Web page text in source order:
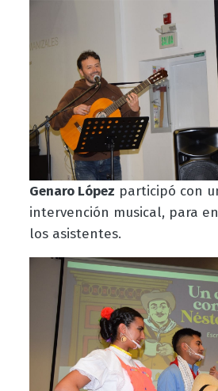
Genaro López participó con
intervención musical, para
los asistentes.